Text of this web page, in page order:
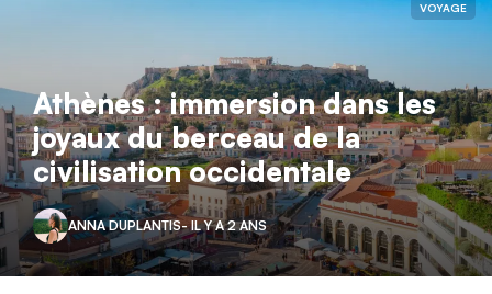
VOYAGE
Athènes : immersion dans les
joyaux du berceau de la
civilisation occidentale
ANNA DUPLANTIS- IL Y A 2 ANS